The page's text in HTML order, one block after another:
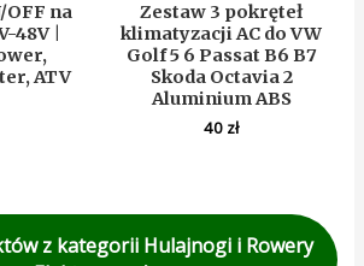
OFF na
48V |
ATV
Zestaw 3 pokręteł
klimatyzacji AC do VW
Golf 5 6 Passat B6 B7
Skoda Octavia 2
Aluminium ABS
40 zł
z kategorii Hulajnogi i Rowery